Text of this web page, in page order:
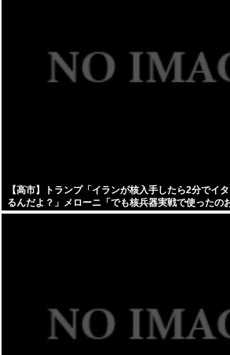
【高市】トランプ「イランが核入手したら2分でイ
るんだよ？」メローニ「でも核兵器実戦で使ったの